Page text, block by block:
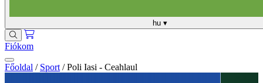
hu ▾
Fiókom
Főoldal / Sport / Poli Iasi - Ceahlaul